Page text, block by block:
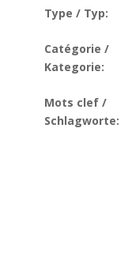
Type / Typ:
Catégorie /
Kategorie:
Mots clef /
Schlagworte: